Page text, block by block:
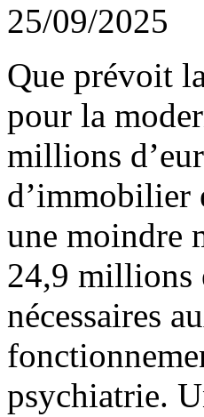
25/09/2025
Que prévoit
pour la
millions
d’immobilier
une moindre
24,9 millions
nécessaires
psychiatrie.